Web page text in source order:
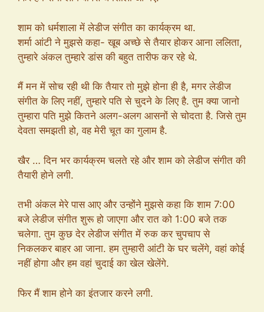
शाम को धर्मशाला में लेडीज संगीत का कार्यक्रम था.
शर्मा आंटी ने मुझसे कहा- खूब अच्छे से तैयार होकर आना ललिता,
तुम्हारे अंकल तुम्हारे डांस की बहुत तारीफ कर रहे थे.
मैं मन में सोच रही थी कि तैयार तो मुझे होना ही है, मगर लेडीज
संगीत के लिए नहीं, तुम्हारे पति से चुदने के लिए है. तुम क्या जानो
तुम्हारा पति मुझे कितने अलग-अलग आसनों से चोदता है. जिसे तुम
देवता समझती हो, वह मेरी चूत का गुलाम है.
खैर … दिन भर कार्यक्रम चलते रहे और शाम को लेडीज संगीत की
तैयारी होने लगी.
तभी अंकल मेरे पास आए और उन्होंने मुझसे कहा कि शाम 7:00
बजे लेडीज संगीत शुरू हो जाएगा और रात को 1:00 बजे तक
चलेगा. तुम कुछ देर लेडीज संगीत में रुक कर चुपचाप से
निकलकर बाहर आ जाना. हम तुम्हारी आंटी के घर चलेंगे, वहां कोई
नहीं होगा और हम वहां चुदाई का खेल खेलेंगे.
फिर मैं शाम होने का इंतजार करने लगी.